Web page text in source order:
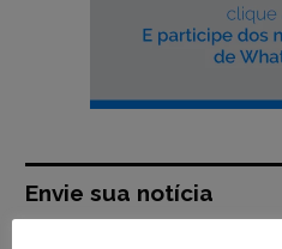
Envie sua notícia